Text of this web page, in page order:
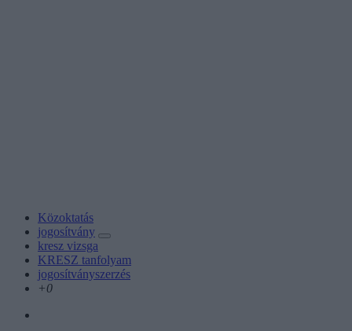
Közoktatás
jogosítvány
kresz vizsga
KRESZ tanfolyam
jogosítványszerzés
+0